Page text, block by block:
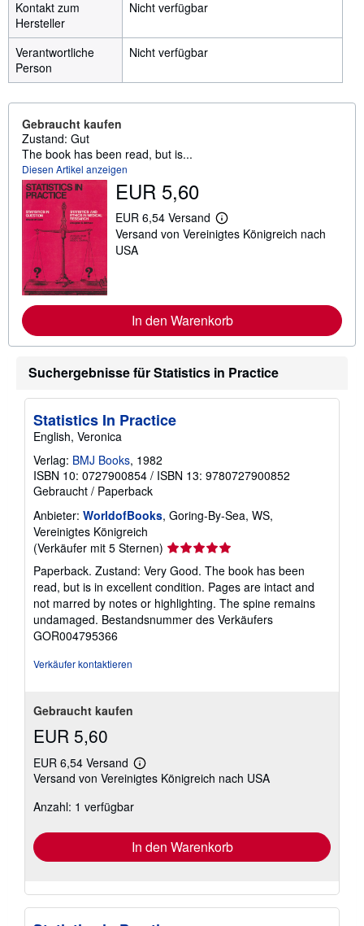
Kontakt zum
Hersteller
Nicht verfügbar
Verantwortliche
Person
Nicht verfügbar
Gebraucht kaufen
Zustand: Gut
The book has been read, but is...
Diesen Artikel anzeigen
EUR 5,60
EUR 6,54 Versand
W
e
I
n
o
m
a
u
r
a
n
k
o
s
t
e
Versand von Vereinigtes Königreich nach
USA
In den Warenkorb
Suchergebnisse für Statistics in Practice
Statistics In Practice
English, Veronica
Verlag: BMJ Books, 1982
ISBN 10: 0727900854 / ISBN 13: 9780727900852
Gebraucht / Paperback
Anbieter: WorldofBooks, Goring-By-Sea, WS,
Vereinigtes Königreich
(Verkäufer mit 5 Sternen) Verkäuferbewertung
von
5
Sternen
Paperback. Zustand: Very Good. The book has been
read, but is in excellent condition. Pages are intact and
not marred by notes or highlighting. The spine remains
undamaged. Bestandsnummer des Verkäufers
GOR004795366
Verkäufer kontaktieren
Gebraucht kaufen
EUR 5,60
EUR 6,54 Versand
Weitere
Informationen
Versand von Vereinigtes Königreich nach USA
Anzahl: 1 verfügbar
In den Warenkorb